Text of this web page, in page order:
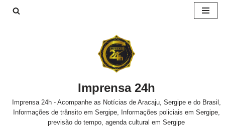
Imprensa 24h
Imprensa 24h - Acompanhe as Notícias de Aracaju, Sergipe e do Brasil,
Informações de trânsito em Sergipe, Informações policiais em Sergipe,
previsão do tempo, agenda cultural em Sergipe